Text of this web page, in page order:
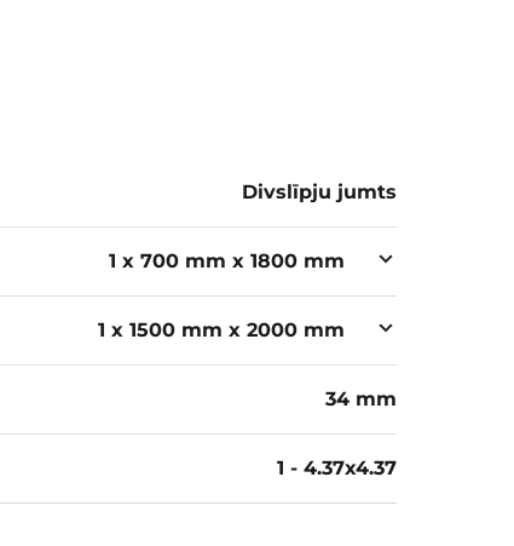
Divslīpju jumts
1 x 700 mm x 1800 mm
1 x 1500 mm x 2000 mm
34 mm
1 - 4.37x4.37